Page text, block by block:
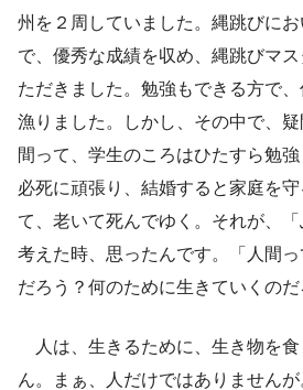
州を２周していました。縄跳びに
で、優秀な成績を収め、縄跳びマ
ただきました。勉強もできる方で
漁りました。しかし、その中で、
間って、学生のころはひたすら勉
必死に頑張り、結婚すると家庭を
て、老いて死んでゆく。それが、
考えた時、思ったんです。「人間
だろう？何のために生きていくのだ
人は、生きるために、生き物を
ん。まぁ、人だけではありません